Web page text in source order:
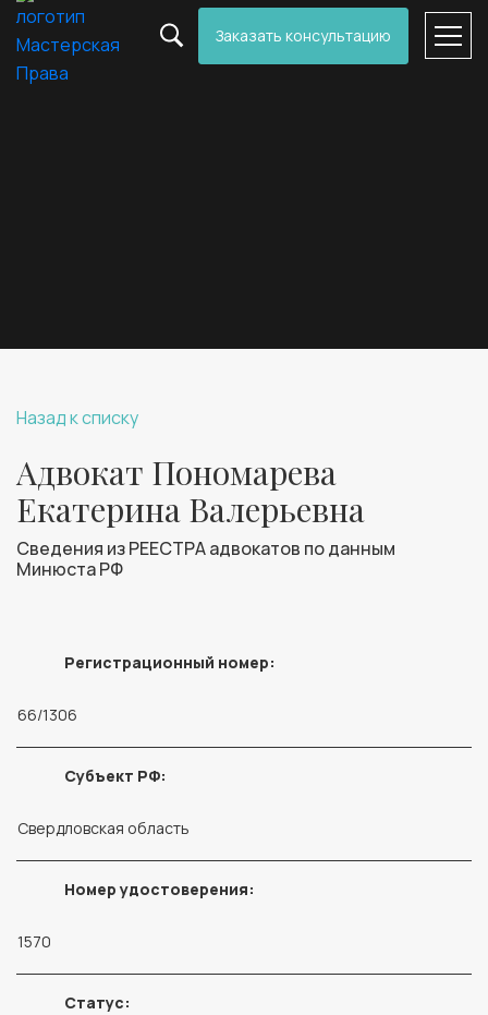
Заказать консультацию
Назад к списку
Адвокат Пономарева
Екатерина Валерьевна
Сведения из РЕЕСТРА адвокатов по данным
Минюста РФ
Регистрационный номер:
66/1306
Субъект РФ:
Свердловская область
Номер удостоверения:
1570
Статус: